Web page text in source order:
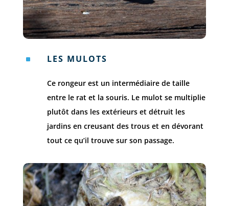
^ LES MULOTS
Ce rongeur est un intermédiaire de taille
entre le rat et la souris. Le mulot se multiplie
plutôt dans les extérieurs et détruit les
jardins en creusant des trous et en dévorant
tout ce qu’il trouve sur son passage.